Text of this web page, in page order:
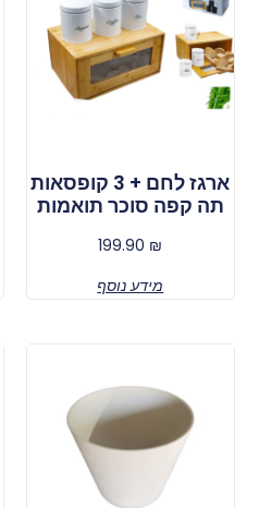
ארגז לחם + 3 קופסאות
תה קפה סוכר תואמות
199.90 ₪
מידע נוסף